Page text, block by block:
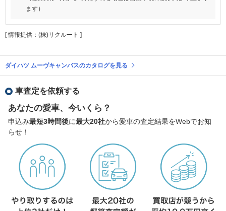
ます）
[ 情報提供：(株)リクルート ]
ダイハツ ムーヴキャンバスのカタログを見る
車査定を依頼する
あなたの愛車、今いくら？
申込み最短3時間後に最大20社から愛車の査定結果をWebでお知
らせ！